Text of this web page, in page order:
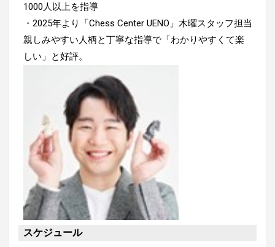
1000人以上を指導
・2025年より「Chess Center UENO」木曜スタッフ担当
親しみやすい人柄と丁寧な指導で「わかりやすくて楽
しい」と好評。
スケジュール